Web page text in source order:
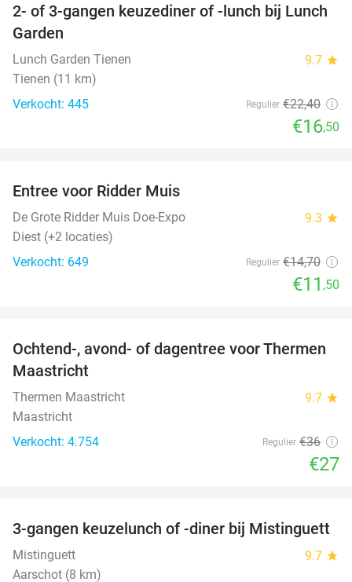
26%
2- of 3-gangen keuzediner of -lunch bij Lunch
Garden
Lunch Garden Tienen 9.7 star
Tienen (11 km)
Verkocht: 445
Regulier €22,40
€16,50
Entree voor Ridder Muis
De Grote Ridder Muis Doe-Expo 9.3 star
Diest (+2 locaties)
Verkocht: 649
Regulier €14,70
€11 ,50
25%
Ochtend-, avond- of dagentree voor Thermen
Maastricht
Thermen Maastricht 9.7 star
Maastricht
Verkocht: 4.754
Regulier €36
€27
23%
3-gangen keuzelunch of -diner bij Mistinguett
Mistinguett 9.7 star
Aarschot (8 km)